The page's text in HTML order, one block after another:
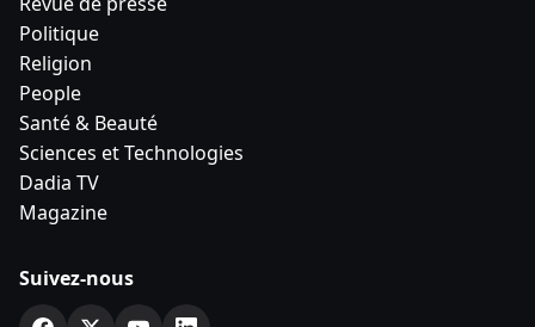
Politique
Religion
People
Santé & Beauté
Sciences et Technologies
Dadia TV
Magazine
Suivez-nous